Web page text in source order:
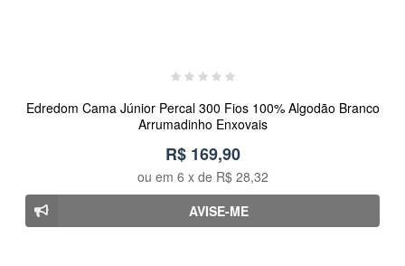
Edredom Cama Júnior Percal 300 Fios 100% Algodão Branco
Arrumadinho Enxovais
R$ 169,90
ou em 6 x de R$ 28,32
AVISE-ME